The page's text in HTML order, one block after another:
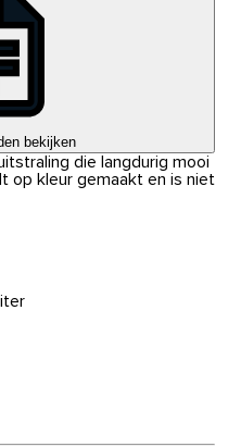
bekijken
die langdurig mooi
op kleur gemaakt en is niet